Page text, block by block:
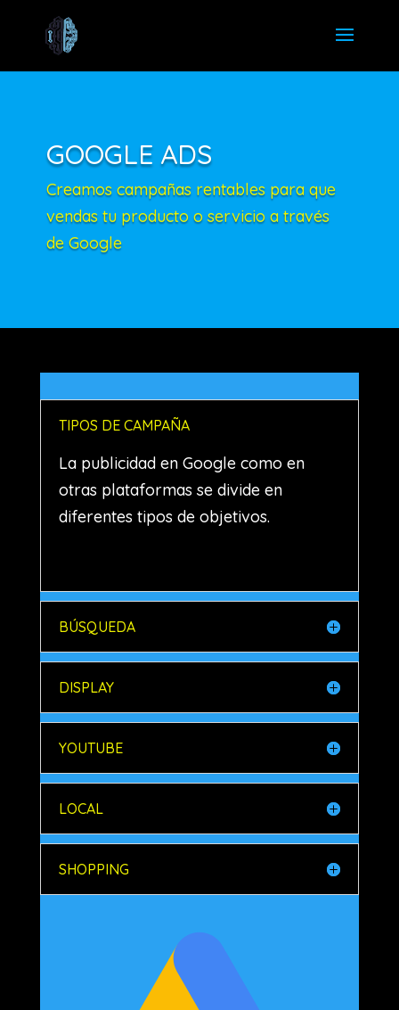
GOOGLE ADS
Creamos campañas rentables para que
vendas tu producto o servicio a través
de Google
TIPOS DE CAMPAÑA
La publicidad en Google como en
otras plataformas se divide en
diferentes tipos de objetivos.
BÚSQUEDA
DISPLAY
YOUTUBE
LOCAL
SHOPPING